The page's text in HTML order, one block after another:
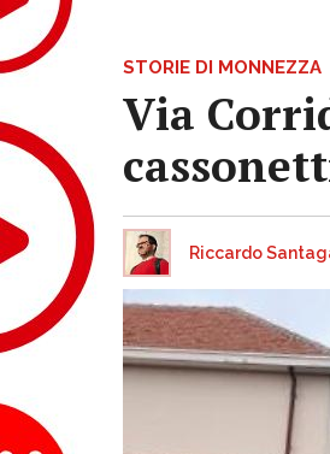
STORIE DI MONNEZZA
Via
Riccardo